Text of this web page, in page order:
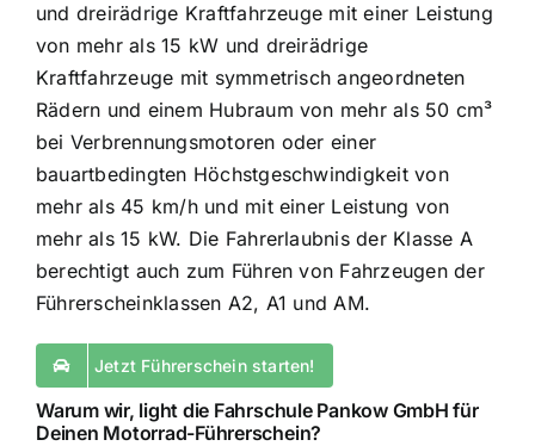
und dreirädrige Kraftfahrzeuge mit einer Leistung
von mehr als 15 kW und dreirädrige
Kraftfahrzeuge mit symmetrisch angeordneten
Rädern und einem Hubraum von mehr als 50 cm³
bei Verbrennungsmotoren oder einer
bauartbedingten Höchstgeschwindigkeit von
mehr als 45 km/h und mit einer Leistung von
mehr als 15 kW. Die Fahrerlaubnis der Klasse A
berechtigt auch zum Führen von Fahrzeugen der
Führerscheinklassen A2, A1 und AM.
Jetzt Führerschein starten!
Warum wir, light die Fahrschule Pankow GmbH für
Deinen Motorrad-Führerschein?